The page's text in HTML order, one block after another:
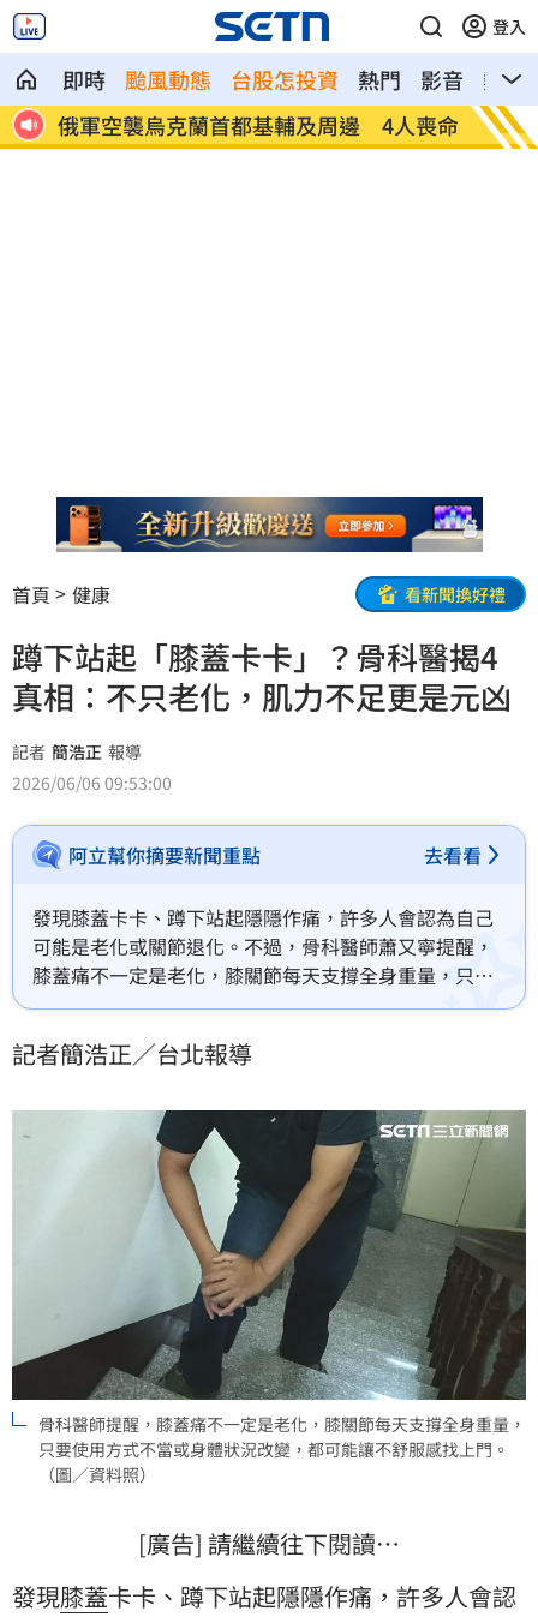
登入
即時 颱風動態 台股怎投資 熱門 影音
熱搜
俄軍空襲烏克蘭首都基輔及周邊 4人喪命
費仔
注
首頁 健康 看新聞換好禮
蹲下站起「膝蓋卡卡」？骨科醫揭4
真相：不只老化，肌力不足更是元凶
記者 簡浩正 報導
2026/06/06 09:53:00
阿立幫你摘要新聞重點 去看看
發現膝蓋卡卡、蹲下站起隱隱作痛，許多人會認為自己
可能是老化或關節退化。不過，骨科醫師蕭又寧提醒，
膝蓋痛不一定是老化，膝關節每天支撐全身重量，只要
使用方式不當或身體狀況改變，都可能讓不舒服感找上
謝問題外，肌力不足恐導致大腿不夠力支撐，也是造成
記者簡浩正／台北報導
骨科醫師提醒，膝蓋痛不一定是老化，膝關節每天支撐全身重量，
只要使用方式不當或身體狀況改變，都可能讓不舒服感找上門。
（圖／資料照）
[廣告] 請繼續往下閱讀…
發現膝蓋卡卡、蹲下站起隱隱作痛，許多人會認